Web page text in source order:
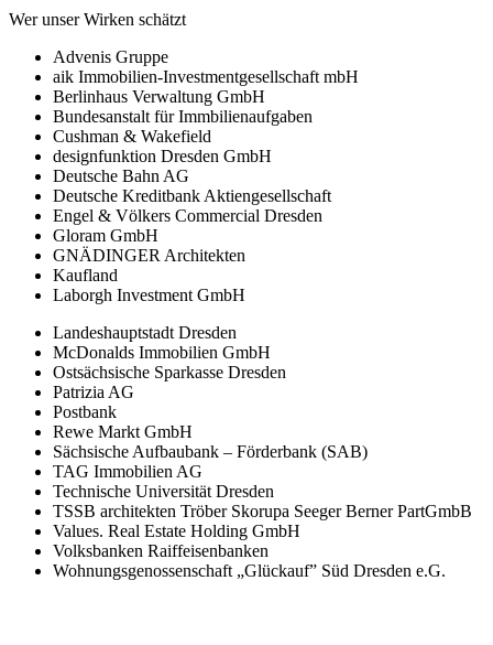
Wer unser Wirken schätzt
Advenis Gruppe
aik Immobilien-Investmentgesellschaft mbH
Berlinhaus Verwaltung GmbH
Bundesanstalt für Immbilienaufgaben
Cushman & Wakefield
designfunktion Dresden GmbH
Deutsche Bahn AG
Deutsche Kreditbank Aktiengesellschaft
Engel & Völkers Commercial Dresden
Gloram GmbH
GNÄDINGER Architekten
Kaufland
Laborgh Investment GmbH
Landeshauptstadt Dresden
McDonalds Immobilien GmbH
Ostsächsische Sparkasse Dresden
Patrizia AG
Postbank
Rewe Markt GmbH
Sächsische Aufbaubank – Förderbank (SAB)
TAG Immobilien AG
Technische Universität Dresden
TSSB architekten Tröber Skorupa Seeger Berner PartGmbB
Values. Real Estate Holding GmbH
Volksbanken Raiffeisenbanken
Wohnungsgenossenschaft „Glückauf” Süd Dresden e.G.